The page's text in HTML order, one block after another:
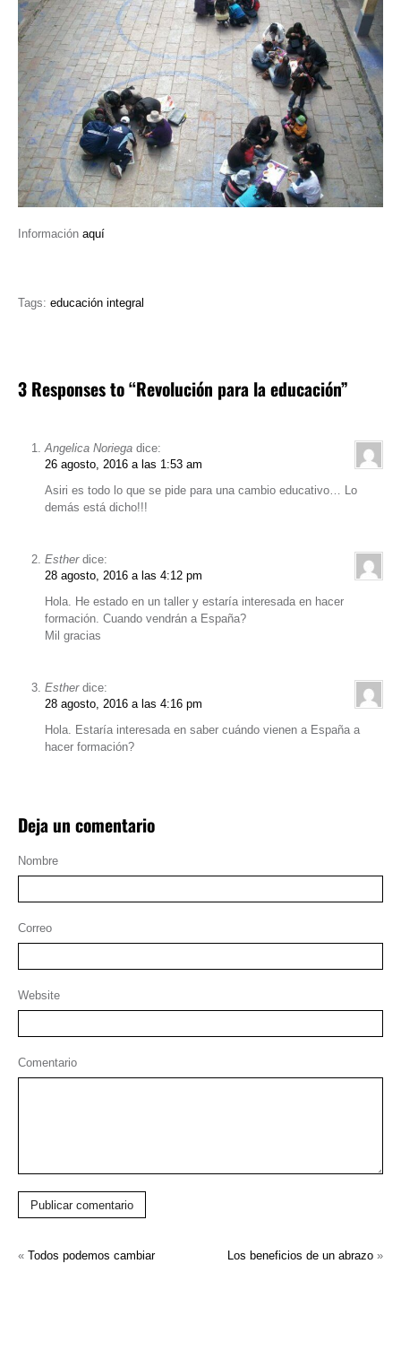
Información aquí
Tags: educación integral
3 Responses to “Revolución para la educación”
Angelica Noriega dice:
26 agosto, 2016 a las 1:53 am
Asiri es todo lo que se pide para una cambio educativo… Lo
demás está dicho!!!
Esther dice:
28 agosto, 2016 a las 4:12 pm
Hola. He estado en un taller y estaría interesada en hacer
formación. Cuando vendrán a España?
Mil gracias
Esther dice:
28 agosto, 2016 a las 4:16 pm
Hola. Estaría interesada en saber cuándo vienen a España a
hacer formación?
Deja un comentario
Nombre
Correo
Website
Comentario
Publicar comentario
« Todos podemos cambiar Los beneficios de un abrazo »